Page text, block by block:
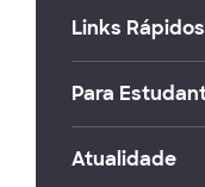
Links Rápidos
Para
Atualidade